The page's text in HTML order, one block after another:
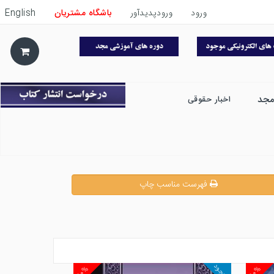
ورود ورودپدیدآور باشگاه مشتریان English
اخبار حقوقی
فهرست مناسب چاپ